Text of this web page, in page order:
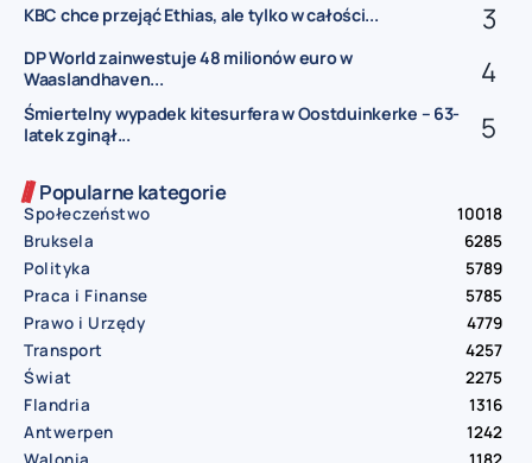
KBC chce przejąć Ethias, ale tylko w całości...
DP World zainwestuje 48 milionów euro w
Waaslandhaven...
Śmiertelny wypadek kitesurfera w Oostduinkerke – 63-
latek zginął...
Popularne kategorie
Społeczeństwo
10018
Bruksela
6285
Polityka
5789
Praca i Finanse
5785
Prawo i Urzędy
4779
Transport
4257
Świat
2275
Flandria
1316
Antwerpen
1242